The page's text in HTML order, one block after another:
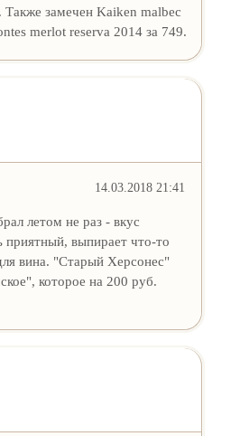
Также замечен Kaiken malbec
merlot reserva 2014 за 749.
14.03.2018 21:41
летом не раз - вкус
приятный, выпирает что-то
вина. "Старый Херсонес"
которое на 200 руб.